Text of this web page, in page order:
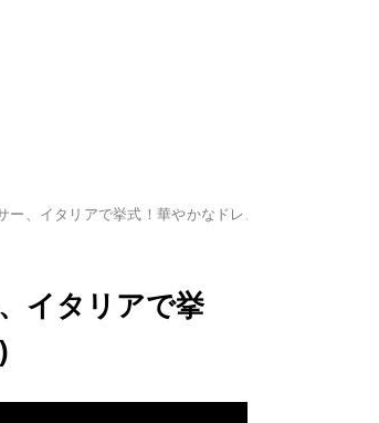
、イタリアで挙式！華やかなドレス姿を披露
イタリアで挙